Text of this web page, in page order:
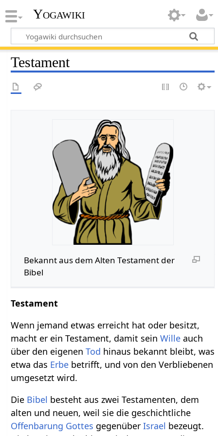
Yogawiki
Testament
Bekannt aus dem Alten Testament der
Bibel
Testament
Wenn jemand etwas erreicht hat oder besitzt,
macht er ein Testament, damit seinWille auch
über den eigenenTod hinaus bekannt bleibt, was
etwa das Erbe betrifft, und von den Verbliebenen
umgesetzt wird.
Die Bibel besteht aus zwei Testamenten, dem
alten und neuen, weil sie die geschichtliche
Offenbarung Gottes gegenüberIsrael bezeugt.